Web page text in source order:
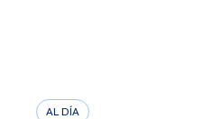
AL DÍA